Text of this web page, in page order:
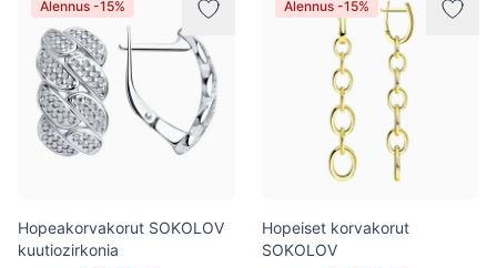
Alennus -15%
Hopeakorvakorut SOKOLOV
kuutiozirkonia
Alennus -15%
Hopeiset korvakorut
SOKOLOV